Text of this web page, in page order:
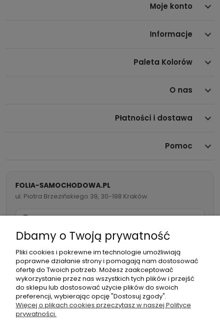
Moje konto
Informacje
Paleta Kolorów
O nas
Płatności i dostawa
Pomoc
FOLIA-SAMOCHODOWA.PL
ul. Piotra Brzezińskiego 39, 30-198 Kraków
732 082 998
info@folia-samochodowa.pl
Podmiot
odpowiedzialny:
Folia samochodowa Zachariasz
Sp.k.
Dbamy o Twoją prywatność
Pliki cookies i pokrewne im technologie umożliwiają
poprawne działanie strony i pomagają nam dostosować
ofertę do Twoich potrzeb. Możesz zaakceptować
wykorzystanie przez nas wszystkich tych plików i przejść
do sklepu lub dostosować użycie plików do swoich
preferencji, wybierając opcję "Dostosuj zgody".
Więcej o plikach cookies przeczytasz w naszej Polityce
prywatności.